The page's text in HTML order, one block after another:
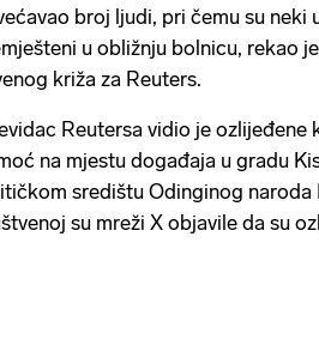
broj ljudi, pri čemu su neki
u obližnju bolnicu, rekao
križa za Reuters.
Reutersa vidio je ozlijeđene
na mjestu događaja u gradu
središtu Odinginog naroda
su mreži X objavile da su